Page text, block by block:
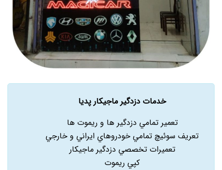
خدمات دزدگیر ماجیکار پدیا
تعمير تمامي دزدگير ها و ريموت ها
تعريف سوئيچ تمامي خودروهاي ايراني و خارجي
تعميرات تخصصي دزدگير ماجيکار
کپي ريموت